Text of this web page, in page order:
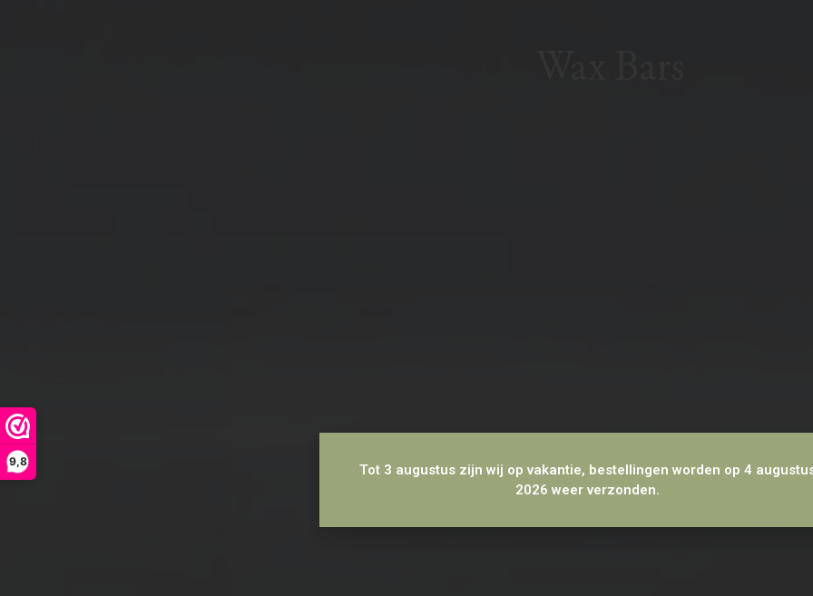
9,8
Tot 3 augustus zijn wij op vakantie, bestellingen worden op 4
2026 weer verzonden.